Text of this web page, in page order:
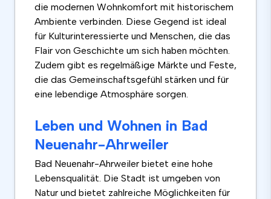
die modernen Wohnkomfort mit historischem
Ambiente verbinden. Diese Gegend ist ideal
für Kulturinteressierte und Menschen, die das
Flair von Geschichte um sich haben möchten.
Zudem gibt es regelmäßige Märkte und Feste,
die das Gemeinschaftsgefühl stärken und für
eine lebendige Atmosphäre sorgen.
Leben und Wohnen in Bad
Neuenahr-Ahrweiler
Bad Neuenahr-Ahrweiler bietet eine hohe
Lebensqualität. Die Stadt ist umgeben von
Natur und bietet zahlreiche Möglichkeiten für